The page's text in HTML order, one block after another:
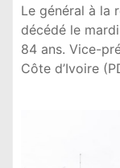
Le général à la
décédé le
84 ans. Vice-
Côte d’Ivoire